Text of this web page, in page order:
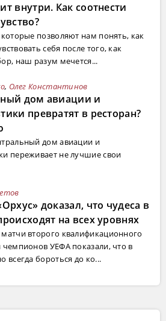
внутри. Как соотнести
позволяют нам понять, как
себя после того, как
наш разум мечется...
, Олег Константинов
дом авиации и
превратят в ресторан?
дом авиации и
переживает не лучшие свои
доказал, что чудеса в
на всех уровнях
второго квалификационного
чемпионов УЕФА показали, что в
всегда бороться до ко...